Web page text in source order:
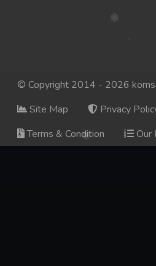
© Copyright 2014 - 2026
Site Map
Privacy
Terms & Condition
Our